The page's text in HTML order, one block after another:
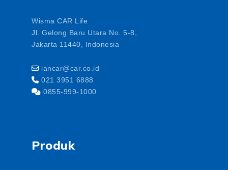
Wisma CAR Life
Jl. Gelong Baru Utara No. 5-8,
Jakarta 11440, Indonesia
lancar@car.co.id
021 3951 6888
0855-999-1000
Produk